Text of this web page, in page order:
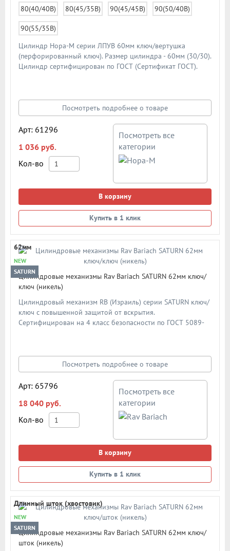
80(40/40В) 80(45/35В) 90(45/45В) 90(50/40В)
90(55/35В)
Цилиндр Нора-М серии ЛПУВ 60мм ключ/вертушка
(перфорированный ключ). Размер цилиндра - 60мм (30/30).
Цилиндр сертифицирован по ГОСТ (Сертификат ГОСТ).
цилиндра в подробном описании
Посмотреть подробнее о товаре
Арт: 61296
1 036 руб.
Кол-во
Посмотреть все
категории
В корзину
Купить в 1 клик
62мм
NEW
SATURN
Цилиндровые механизмы Rav Bariach SATURN 62мм ключ/
ключ (никель)
Цилиндровый механизм RB (Израиль) серии SATURN ключ/
ключ с повышенной защитой от вскрытия.
Сертифицирован на 4 класс безопасности по ГОСТ 5089-
запатентованных интерактивных элемента. Каждый из 5
кодовых пинов имеет внутренний пин, создавая вторую
линию разделения. Внизу корпуса цилиндра установлена
закаленная стальная пластина для усиления защиты от
излома. Материал корпуса цилиндра - латунь. Материал
сердечник цилиндра - латунь. Закаленные стальные
кодовые штифты из нержавеющей стали. Кодовые штифты
ключей технологии LOCXIS состоят из 1 ряда и 5 двойных
телескопических элементов (пин-в-пине), цилиндрических
пружин. Комплектация: цилиндр, 7 реверсивных ключей (2
монтажных + 5 основных), 1 карточка владельца, 1
крепежный винт. Цвет: никель
Посмотреть подробнее о товаре
Арт: 65796
18 040 руб.
Кол-во
Посмотреть все
категории
В корзину
Купить в 1 клик
Длинный шток (хвостовик)
NEW
SATURN
Цилиндровые механизмы Rav Bariach SATURN 62мм ключ/
шток (никель)